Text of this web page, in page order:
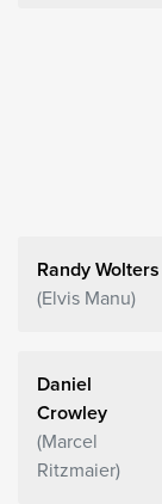
Randy Wolters
Elvis Manu
Daniel
Crowley
Marcel
Ritzmaier